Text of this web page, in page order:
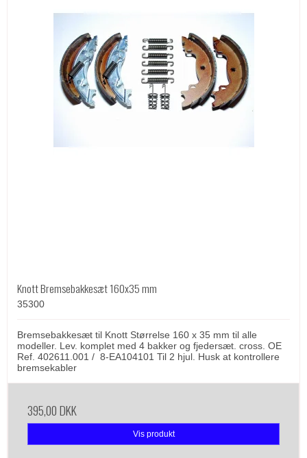
Knott Bremsebakkesæt 160x35 mm
35300
Bremsebakkesæt til Knott Størrelse 160 x 35 mm til alle
modeller. Lev. komplet med 4 bakker og fjedersæt. cross. OE
Ref. 402611.001 / 8-EA104101 Til 2 hjul. Husk at kontrollere
bremsekabler
395,00 DKK
Vis produkt